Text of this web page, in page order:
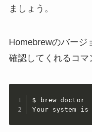
ましょう。
Homebrewのバージ
確認してくれるコマ
$ brew doctor
Your system